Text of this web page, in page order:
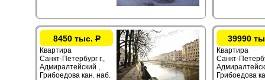
8450 тыс.Р
Квартира
Санкт-Петербург г.,
Адмиралтейский ,
Грибоедова кан. наб.
39990
Квартира
Санкт-
Грибоедова